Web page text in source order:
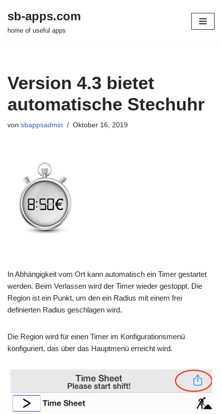
Zum
sb-apps.com
home of useful apps
Version 4.3 bietet
automatische Stechuhr
von sbappsadmin Oktober 16, 2019
In Abhängigkeit vom Ort kann automatisch ein Timer gestartet
werden. Beim Verlassen wird der Timer wieder gestoppt. Die
Region ist ein Punkt, um den ein Radius mit einem frei
definierten Radius geschlagen wird.
Die Region wird für einen Timer im Konfigurationsmenü
konfiguriert, das über das Hauptmenü erreicht wird.